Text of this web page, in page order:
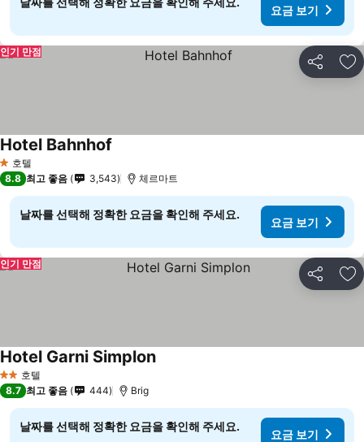
요금 보기
공유 즐
인기 만점
1 성급
호텔
Hotel Bahnhof
8.8 최고 좋음 3,543 체르마트
날짜를 선택해 정확한 요금을 확인해 주세요.
요금 보기
공유 즐
인기 만점
2 성급호텔
Hotel Garni Simplon요금 보기
8.7 최고 좋음 444 Brig
날짜를 선택해 정확한 요금을 확인해 주세요.
요금 보기